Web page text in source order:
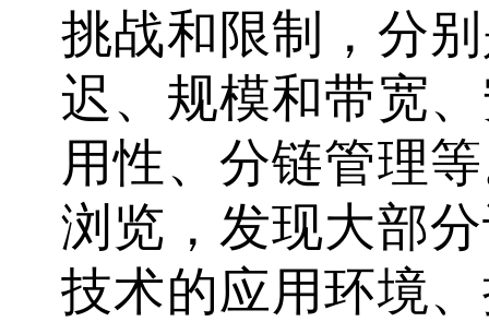
挑战和限制，分
迟、规模和带宽
用性、分链管理
浏览，发现大部
技术的应用环境